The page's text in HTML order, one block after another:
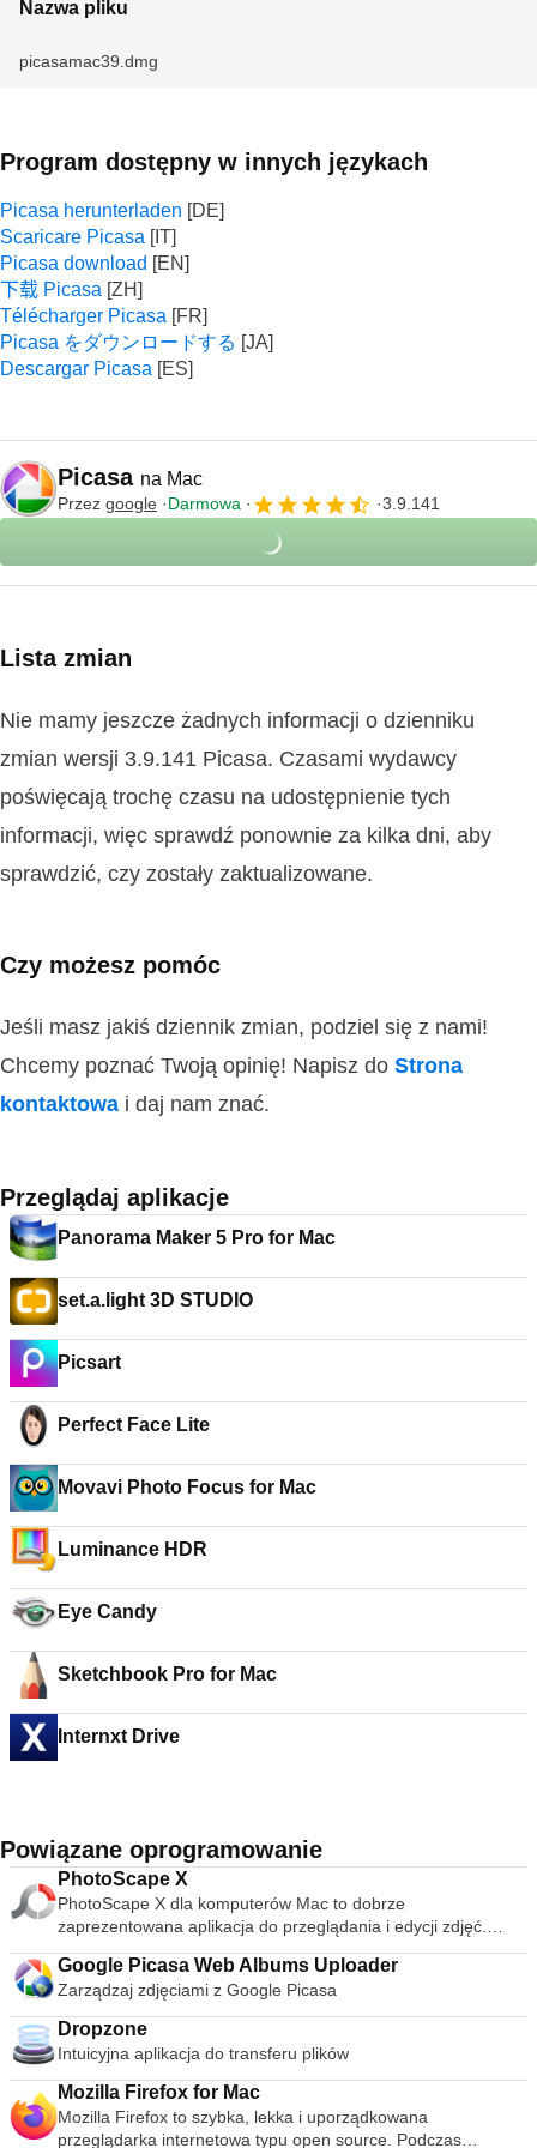
Nazwa pliku
picasamac39.dmg
Program dostępny w innych językach
Picasa herunterladen
Scaricare Picasa
Picasa download
下载 Picasa
Télécharger Picasa
Picasa をダウンロードする
Descargar Picasa
Picasa na Mac
Przez google Darmowa 3.9.141
Lista zmian
Nie mamy jeszcze żadnych informacji o dzienniku
zmian wersji 3.9.141 Picasa. Czasami wydawcy
poświęcają trochę czasu na udostępnienie tych
informacji, więc sprawdź ponownie za kilka dni, aby
sprawdzić, czy zostały zaktualizowane.
Czy możesz pomóc
Jeśli masz jakiś dziennik zmian, podziel się z nami!
Chcemy poznać Twoją opinię! Napisz do Strona
kontaktowa i daj nam znać.
Przeglądaj aplikacje
Panorama Maker 5 Pro for Mac
set.a.light 3D STUDIO
Picsart
Perfect Face Lite
Movavi Photo Focus for Mac
Luminance HDR
Eye Candy
Sketchbook Pro for Mac
Internxt Drive
Powiązane oprogramowanie
PhotoScape X
PhotoScape X dla komputerów Mac to dobrze
zaprezentowana aplikacja do przeglądania i edycji zdjęć.
Oferuje całą gamę narzędzi, które znacznie ułatwiają
przeglądanie ulubionych zdjęć. Chociaż interfejs użytkownika
ma podstawowy wygląd, masz do wyboru kilka motywów,
które dodają odrobinę koloru i różnorodności tej funkcjonalnej
aplikacji. Po kliknięciu obrazu możesz od razu rozpocząć
edycję przy użyciu typowych narzędzi, takich jak Zmień
rozmiar, Przytnij, Dostosowanie kolorów, Korekcja oka,
Wyostrzanie i Rozmycie. Po zakończeniu edycji możesz
zapisać obraz w tej samej lokalizacji lub zapisać go osobno.
Google Picasa Web Albums Uploader
Zarządzaj zdjęciami z Google Picasa
Dropzone
Intuicyjna aplikacja do transferu plików
Mozilla Firefox for Mac
Mozilla Firefox to szybka, lekka i uporządkowana
przeglądarka internetowa typu open source. Podczas